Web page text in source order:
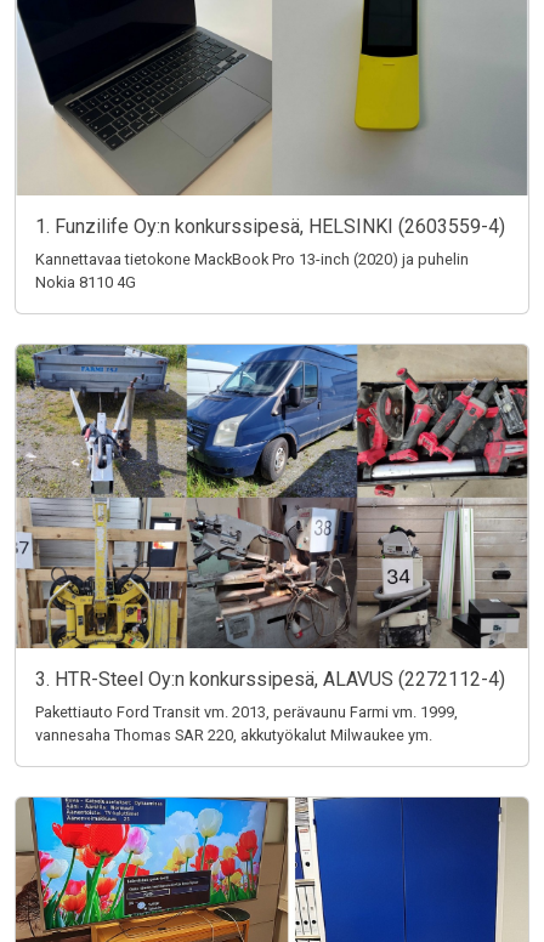
1. Funzilife Oy:n konkurssipesä, HELSINKI (2603559-4)
Kannettavaa tietokone MackBook Pro 13-inch (2020) ja puhelin
Nokia 8110 4G
3. HTR-Steel Oy:n konkurssipesä, ALAVUS (2272112-4)
Pakettiauto Ford Transit vm. 2013, perävaunu Farmi vm. 1999,
vannesaha Thomas SAR 220, akkutyökalut Milwaukee ym.